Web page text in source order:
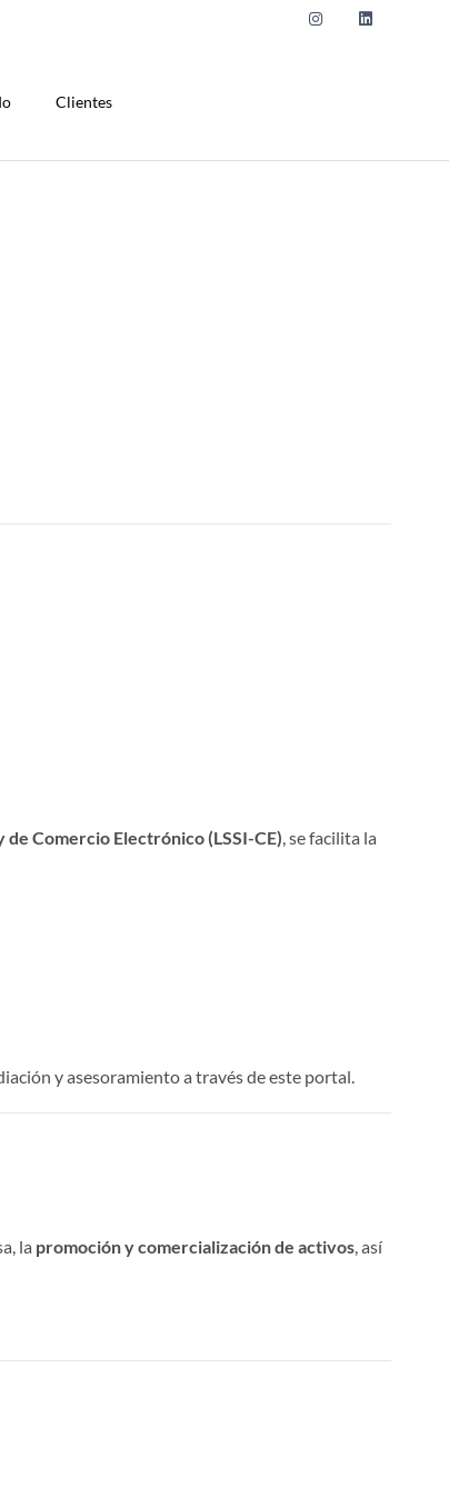
Clientes
Comercio Electrónico (LSSI-CE), se facilita la
y asesoramiento a través de este portal.
la promoción y comercialización de activos, así